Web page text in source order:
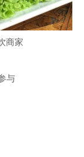
商家
与